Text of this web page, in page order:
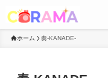
ホーム 奏-KANADE-